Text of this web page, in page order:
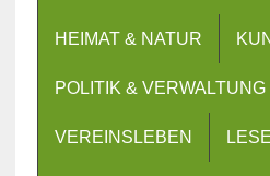
HEIMAT & NATUR
POLITIK & VERWALTUNG
VEREINSLEBEN